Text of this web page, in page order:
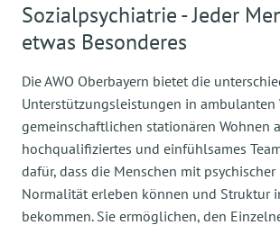
Sozialpsychiatrie - Jeder
etwas Besonderes
Die AWO Oberbayern bietet die
Unterstützungsleistungen in ambulanten
gemeinschaftlichen stationären Wohnen
hochqualifiziertes und einfühlsames
dafür, dass die Menschen mit
Normalität erleben können und Struktur
bekommen. Sie ermöglichen, den